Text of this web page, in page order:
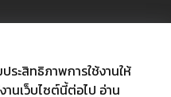
ะสิทธิภาพการใช้งานให้
นเว็บไซต์นี้ต่อไป อ่าน